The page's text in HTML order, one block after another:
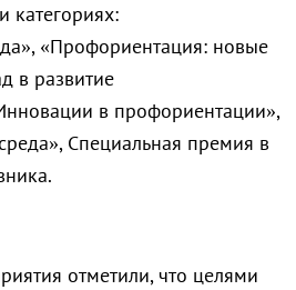
категориях:
«Профориентация: новые
в развитие
в профориентации»,
Специальная премия в
отметили, что целями